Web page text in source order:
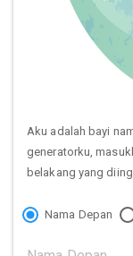
Aku adalah bayi
generatorku,
belakang yang
Nama Depan